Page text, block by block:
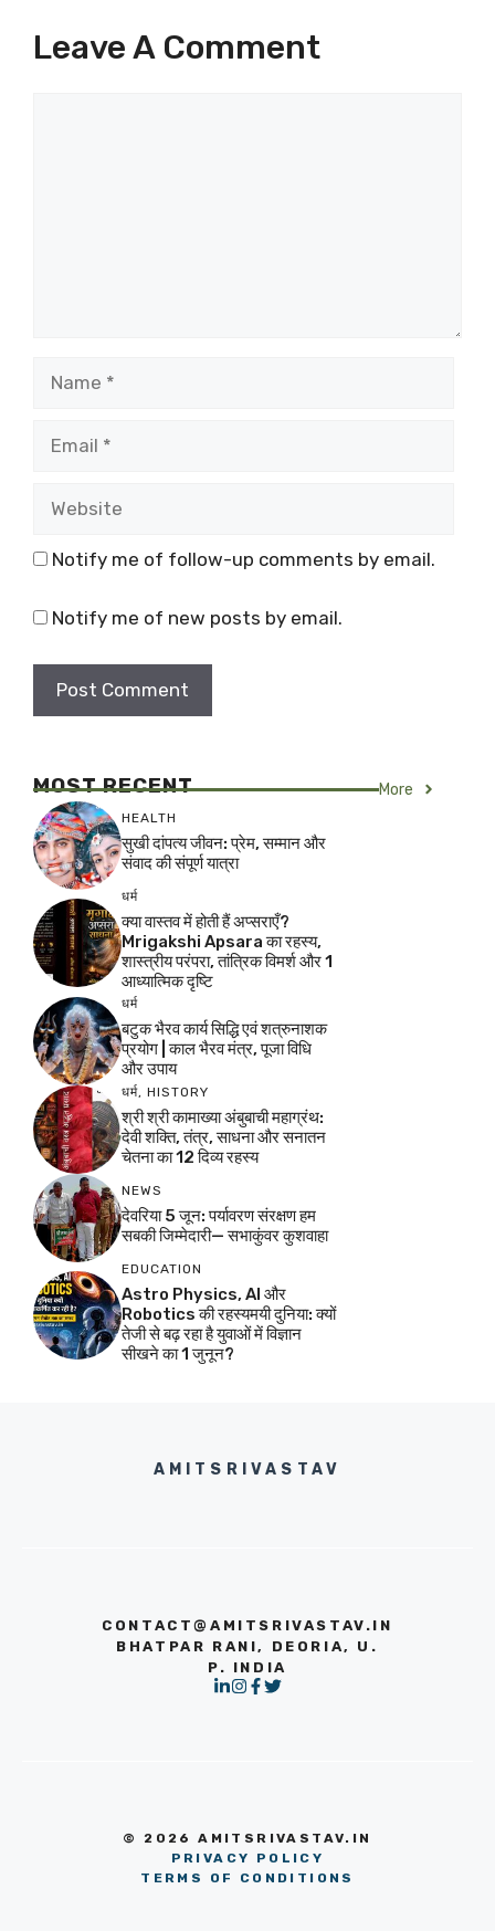
Leave A Comment
Notify me of follow-up comments by email.
Notify me of new posts by email.
MOST RECENT More
HEALTH
सुखी दांपत्य जीवन: प्रेम, सम्मान और
संवाद की संपूर्ण यात्रा
धर्म
क्या वास्तव में होती हैं अप्सराएँ?
Mrigakshi Apsara का रहस्य,
शास्त्रीय परंपरा, तांत्रिक विमर्श और 1
आध्यात्मिक दृष्टि
धर्म
बटुक भैरव कार्य सिद्धि एवं शत्रुनाशक
प्रयोग | काल भैरव मंत्र, पूजा विधि
और उपाय
धर्म, HISTORY
श्री श्री कामाख्या अंबुबाची महाग्रंथ:
देवी शक्ति, तंत्र, साधना और सनातन
चेतना का 12 दिव्य रहस्य
NEWS
देवरिया 5 जून: पर्यावरण संरक्षण हम
सबकी जिम्मेदारी— सभाकुंवर कुशवाहा
EDUCATION
Astro Physics, AI और
Robotics की रहस्यमयी दुनिया: क्यों
तेजी से बढ़ रहा है युवाओं में विज्ञान
सीखने का 1 जुनून?
AMITSRIVASTAV
CONTACT@AMITSRIVASTAV.IN
BHATPAR RANI, DEORIA, U.
P. INDIA
© 2026 AMITSRIVASTAV.IN
PRIVACY POLICY
TERMS OF CONDITIONS